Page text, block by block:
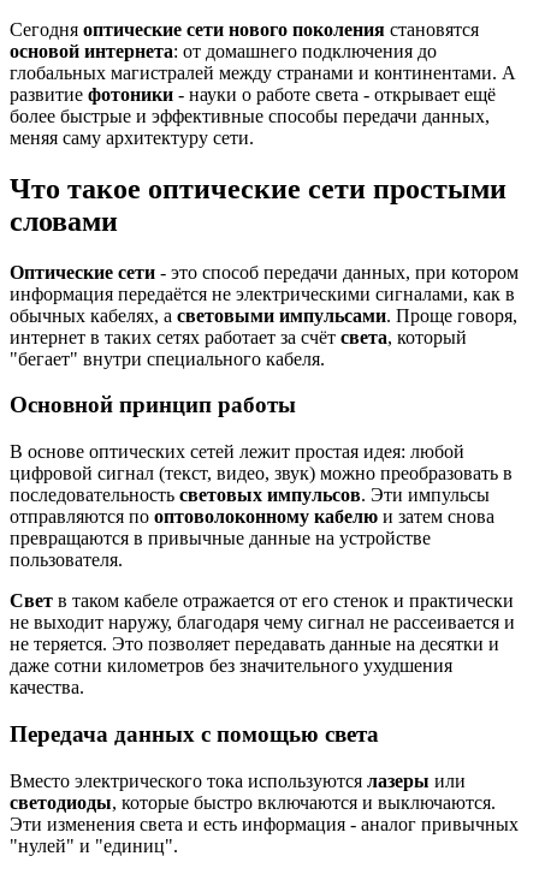
Сегодня оптические сети нового поколения становятся
основой интернета: от домашнего подключения до
глобальных магистралей между странами и континентами. А
развитие фотоники - науки о работе света - открывает ещё
более быстрые и эффективные способы передачи данных,
меняя саму архитектуру сети.
Что такое оптические сети простыми
словами
Оптические сети - это способ передачи данных, при котором
информация передаётся не электрическими сигналами, как в
обычных кабелях, а световыми импульсами. Проще говоря,
интернет в таких сетях работает за счёт света, который
"бегает" внутри специального кабеля.
Основной принцип работы
В основе оптических сетей лежит простая идея: любой
цифровой сигнал (текст, видео, звук) можно преобразовать в
последовательность световых импульсов. Эти импульсы
отправляются по оптоволоконному кабелю и затем снова
превращаются в привычные данные на устройстве
пользователя.
Свет в таком кабеле отражается от его стенок и практически
не выходит наружу, благодаря чему сигнал не рассеивается и
не теряется. Это позволяет передавать данные на десятки и
даже сотни километров без значительного ухудшения
качества.
Передача данных с помощью света
Вместо электрического тока используются лазеры или
светодиоды, которые быстро включаются и выключаются.
Эти изменения света и есть информация - аналог привычных
"нулей" и "единиц".